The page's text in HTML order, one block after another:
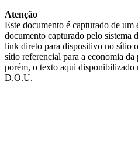
Atenção
Este documento é capturado de um
documento capturado pelo sistema
link direto para dispositivo no sítio
sítio referencial para a economia da
porém, o texto aqui disponibilizado
D.O.U.